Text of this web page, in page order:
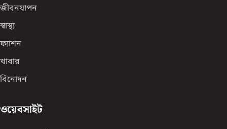
জীবনযাপন
স্বাস্থ্য
ফ্যাশন
খাবার
বিনোদন
ওয়েবসাইট